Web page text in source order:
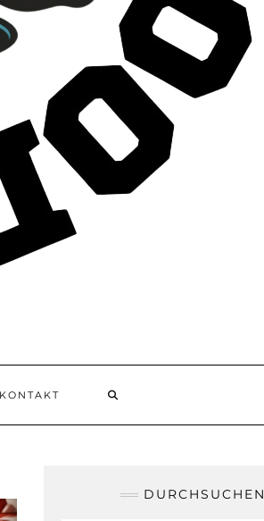
KONTAKT
DURCHSUCHEN